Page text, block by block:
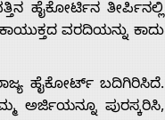
ಹೈಕೋರ್ಟಿನ ತೀರ್ಪಿನಲ್ಲಿ
ವರದಿಯನ್ನು ಕಾದು
ಹೈಕೋರ್ಟ್ ಬದಿಗಿರಿಸಿದೆ.
ಅರ್ಜಿಯನ್ನೂ ಪುರಸ್ಕರಿಸಿ,